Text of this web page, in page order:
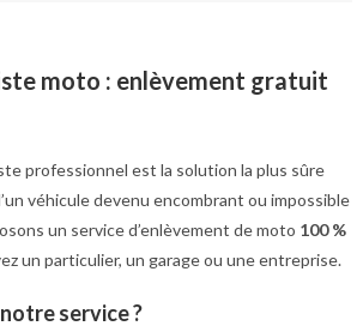
moto : enlèvement gratuit
professionnel est la solution la plus sûre
véhicule devenu encombrant ou impossible
un service d’enlèvement de moto 100 %
un particulier, un garage ou une entreprise.
service ?